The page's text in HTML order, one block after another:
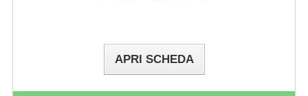
APRI SCHEDA